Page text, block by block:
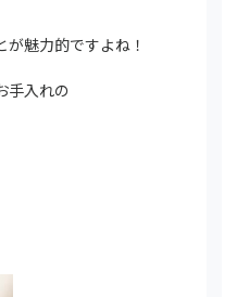
魅力的ですよね！
手入れの